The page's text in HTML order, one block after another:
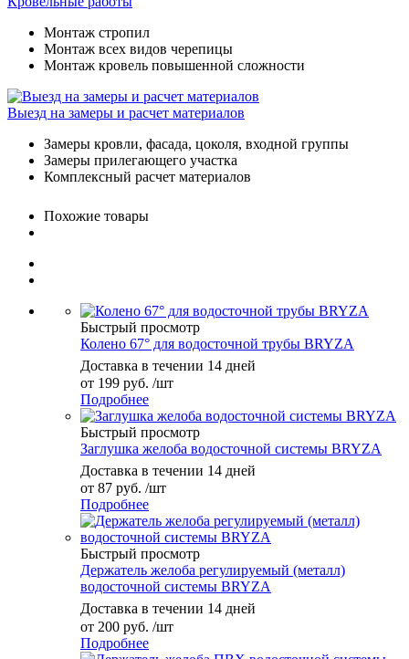
Монтаж стропил
Монтаж всех видов черепицы
Монтаж кровель повышенной сложности
Выезд на замеры и расчет материалов
Замеры кровли, фасада, цоколя, входной группы
Замеры прилегающего участка
Комплексный расчет материалов
Похожие товары
Быстрый просмотр
Колено 67° для водосточной трубы BRYZA
Доставка в течении 14 дней
от 199 руб. /шт
Подробнее
Быстрый просмотр
Заглушка желоба водосточной системы BRYZA
Доставка в течении 14 дней
от 87 руб. /шт
Подробнее
Быстрый просмотр
Держатель желоба регулируемый (металл)
водосточной системы BRYZA
Доставка в течении 14 дней
от 200 руб. /шт
Подробнее